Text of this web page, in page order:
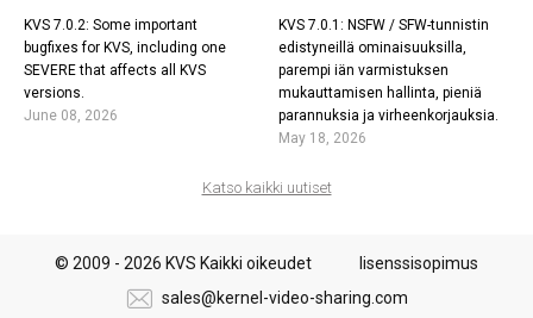
KVS 7.0.2: Some important
bugfixes for KVS, including one
SEVERE that affects all KVS
versions.
June 08, 2026
KVS 7.0.1: NSFW / SFW-tunnistin
edistyneillä ominaisuuksilla,
parempi iän varmistuksen
mukauttamisen hallinta, pieniä
parannuksia ja virheenkorjauksia.
May 18, 2026
Katso kaikki uutiset
© 2009 - 2026 KVS Kaikki oikeudet
lisenssisopimus
sales@kernel-video-sharing.com